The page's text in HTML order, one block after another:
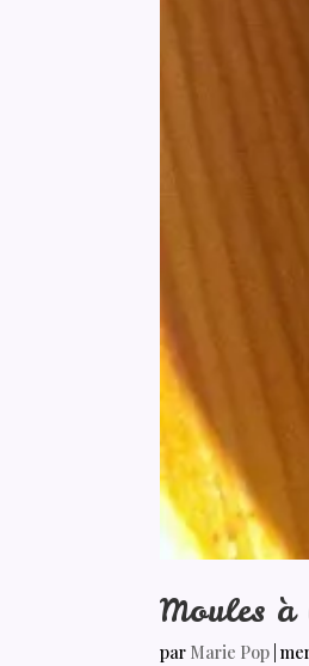
Moules à
par Marie Pop |